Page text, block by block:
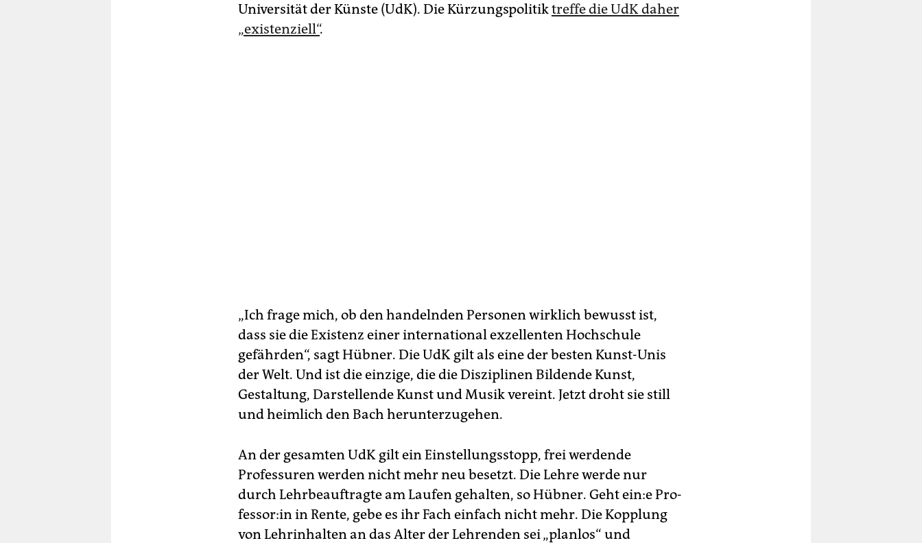
Universität der Künste (UdK). Die Kürzungspolitiktreffe die UdK daher
„existenziell“.
„Ich frage mich, ob den handelnden Personen wirklich bewusst ist,
dass sie die Existenz einer international exzellenten Hochschule
gefährden“, sagt Hübner. Die UdK gilt als eine der besten Kunst-Unis
der Welt. Und ist die einzige, die die Disziplinen Bildende Kunst,
Gestaltung, Darstellende Kunst und Musik vereint. Jetzt droht sie still
und heimlich den Bach herunterzugehen.
An der gesamten UdK gilt ein Einstellungsstopp, frei werdende
Professuren werden nicht mehr neu besetzt. Die Lehre werde nur
durch Lehrbeauftragte am Laufen gehalten, so Hübner. Geht ein:e Pro­
fes­so­r:in in Rente, gebe es ihr Fach einfach nicht mehr. Die Kopplung
von Lehrinhalten an das Alter der Lehrenden sei „planlos“ und